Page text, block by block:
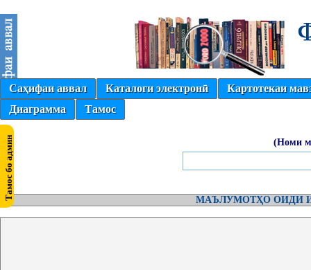
Саҳифаи аввал Каталоги электронӣ
Картотекаи
Диаграмма
Тамос
(Номи
МАЪЛУМОТҲО ОИДИ